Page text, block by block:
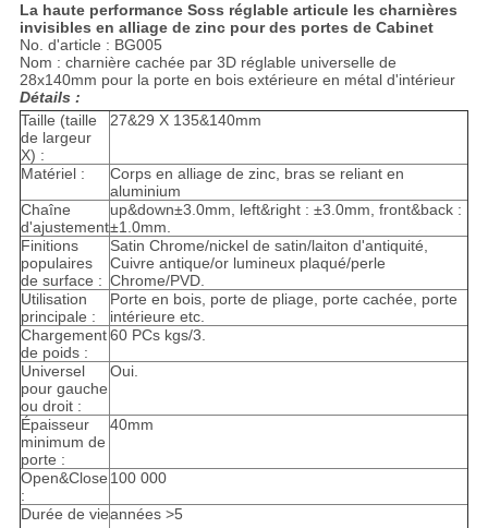
La haute performance Soss réglable articule les charnières
invisibles en alliage de zinc pour des portes de Cabinet
No. d'article : BG005
Nom : charnière cachée par 3D réglable universelle de
28x140mm pour la porte en bois extérieure en métal d'intérieur
Détails :
Taille (taille
de largeur
X) :
27&29 X 135&140mm
Matériel :
Corps en alliage de zinc, bras se reliant en
aluminium
Chaîne
d'ajustement
up&down±3.0mm, left&right : ±3.0mm, front&back :
±1.0mm.
Finitions
populaires
de surface :
Satin Chrome/nickel de satin/laiton d'antiquité,
Cuivre antique/or lumineux plaqué/perle
Chrome/PVD.
Utilisation
principale :
Porte en bois, porte de pliage, porte cachée, porte
intérieure etc.
Chargement
de poids :
60 PCs kgs/3.
Universel
pour gauche
ou droit :
Oui.
Épaisseur
minimum de
porte :
40mm
Open&Close
:
100 000
Durée de vieannées >5